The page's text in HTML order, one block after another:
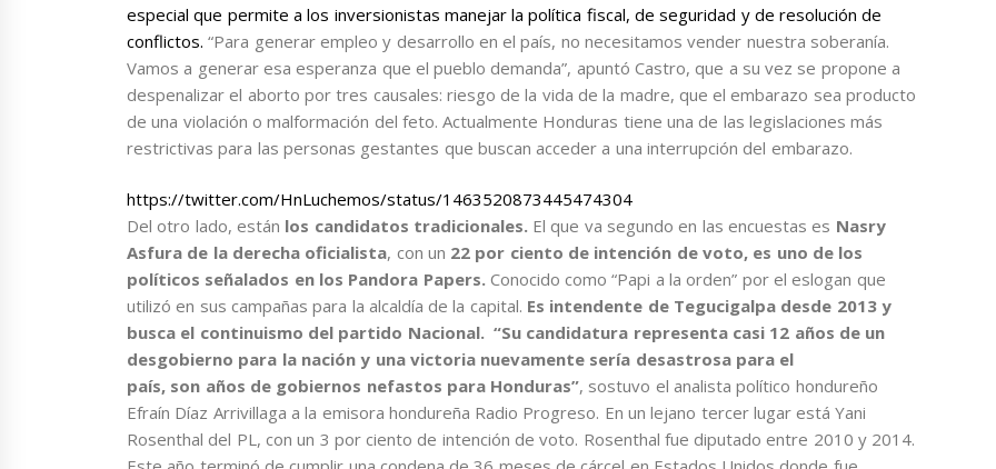
especial que permite a los inversionistas manejar la política fiscal, de seguridad y de resolución de
conflictos. “Para generar empleo y desarrollo en el país, no necesitamos vender nuestra soberanía.
Vamos a generar esa esperanza que el pueblo demanda”, apuntó Castro, que a su vez se propone a
despenalizar el aborto por tres causales: riesgo de la vida de la madre, que el embarazo sea producto
de una violación o malformación del feto. Actualmente Honduras tiene una de las legislaciones más
restrictivas para las personas gestantes que buscan acceder a una interrupción del embarazo.
https://twitter.com/HnLuchemos/status/1463520873445474304
Del otro lado, están los candidatos tradicionales. El que va segundo en las encuestas es Nasry
Asfura de la derecha oficialista, con un 22 por ciento de intención de voto, es uno de los
políticos señalados en los Pandora Papers. Conocido como “Papi a la orden” por el eslogan que
utilizó en sus campañas para la alcaldía de la capital. Es intendente de Tegucigalpa desde 2013 y
busca el continuismo del partido Nacional. “Su candidatura representa casi 12 años de un
desgobierno para la nación y una victoria nuevamente sería desastrosa para el
país, son años de gobiernos nefastos para Honduras”, sostuvo el analista político hondureño
Efraín Díaz Arrivillaga a la emisora hondureña Radio Progreso. En un lejano tercer lugar está Yani
Rosenthal del PL, con un 3 por ciento de intención de voto. Rosenthal fue diputado entre 2010 y 2014.